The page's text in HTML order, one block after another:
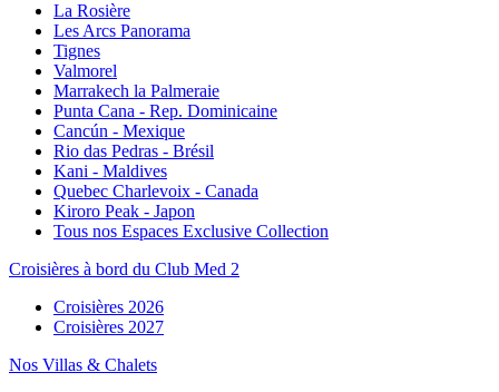
La Rosière
Les Arcs Panorama
Tignes
Valmorel
Marrakech la Palmeraie
Punta Cana - Rep. Dominicaine
Cancún - Mexique
Rio das Pedras - Brésil
Kani - Maldives
Quebec Charlevoix - Canada
Kiroro Peak - Japon
Tous nos Espaces Exclusive Collection
Croisières à bord du Club Med 2
Croisières 2026
Croisières 2027
Nos Villas & Chalets